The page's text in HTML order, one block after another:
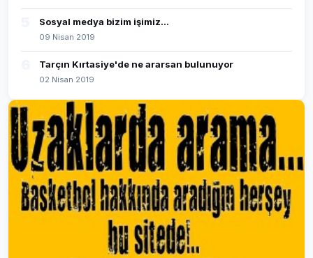
Sosyal medya bizim işimiz...
09 Nisan 2019
Tarçın Kırtasiye'de ne ararsan bulunuyor
02 Nisan 2019